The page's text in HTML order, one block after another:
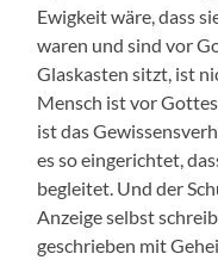
Ewigkeit wäre, dass
waren und sind vor
Glaskasten sitzt, ist
Mensch ist vor
ist das
es so eingerichtet,
begleitet. Und der
Anzeige selbst
geschrieben mit